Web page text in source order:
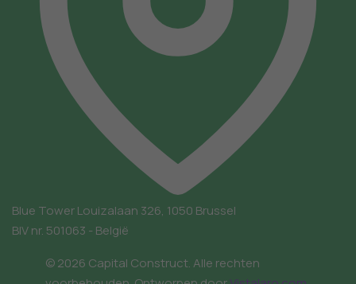
Blue TowerLouizalaan 326, 1050 Brussel
BIV nr. 501063 - België
© 2026 Capital Construct. Alle rechten